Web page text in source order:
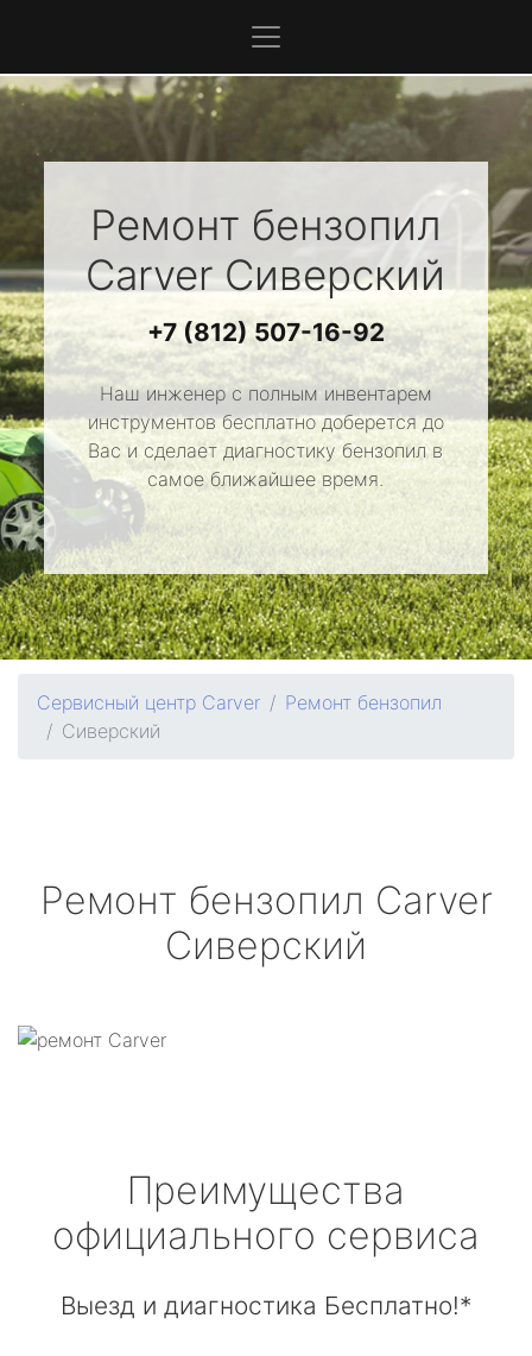
Ремонт бензопил
CarverСиверский
+7 (812) 507-16-92
Наш инженер с полным инвентарем
инструментов бесплатно доберется до
Вас и сделает диагностику бензопил в
самое ближайшее время.
Сервисный центр Carver
Ремонт бензопил
Сиверский
Ремонт бензопил Carver
Сиверский
Преимущества
официального сервиса
Выезд и диагностика Бесплатно!*